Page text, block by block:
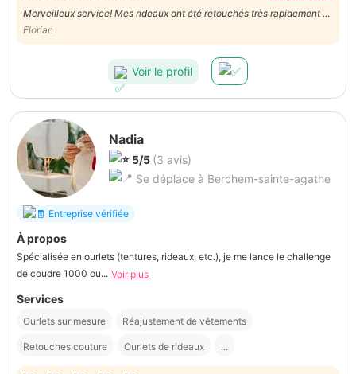
Merveilleux service! Mes rideaux ont été retouchés très rapidement et
sont superbes ! A recommander sans hésitation
Florian
Voir le profil
Nadia
5/5 (3 avis)
Se déplace à Berchem-sainte-agathe
Entreprise vérifiée
À propos
Spécialisée en ourlets (tentures, rideaux, etc.), je me lance le challenge
de coudre 1000 ou... Voir plus
Services
Ourlets sur mesure Réajustement de vêtements
Retouches couture Ourlets de rideaux ...